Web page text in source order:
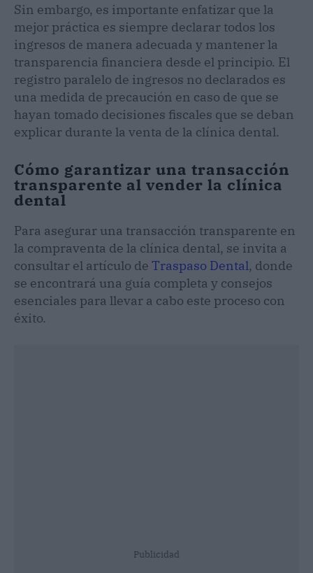
Sin embargo, es importante enfatizar que la
mejor práctica es siempre declarar todos los
ingresos de manera adecuada y mantener la
transparencia financiera desde el principio. El
registro paralelo de ingresos no declarados es
una medida de precaución en caso de que se
hayan tomado decisiones fiscales que se deban
explicar durante la venta de la clínica dental.
Cómo garantizar una transacción
transparente al vender la clínica
dental
Para asegurar una transacción transparente en
la compraventa de la clínica dental, se invita a
consultar el artículo de Traspaso Dental, donde
se encontrará una guía completa y consejos
esenciales para llevar a cabo este proceso con
éxito.
Publicidad